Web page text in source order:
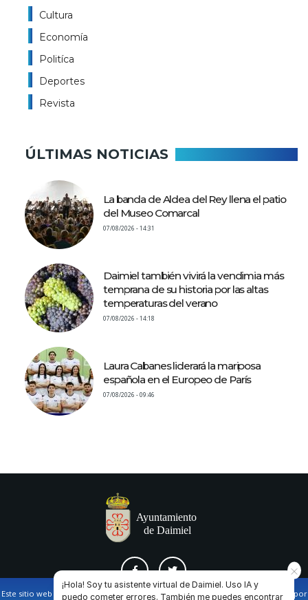
Cultura
Economía
Politíca
Deportes
Revista
ÚLTIMAS NOTICIAS
La banda de Aldea del Rey llena el patio
del Museo Comarcal
07/08/2026 - 14:31
Daimiel también vivirá la vendimia más
temprana de su historia por las altas
temperaturas del verano
07/08/2026 - 14:18
Laura Cabanes liderará la mariposa
española en el Europeo de París
07/08/2026 - 09:46
Este sitio web utiliza cookies propias y de terceros para facilitar la navegación por
¡Hola! Soy tu asistente virtual de Daimiel. Uso IA y
puedo cometer errores. También me puedes encontrar